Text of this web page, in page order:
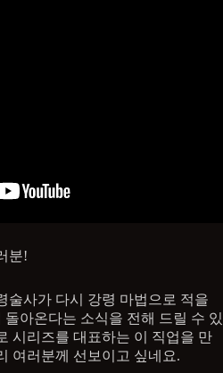
분!
술사가 다시 강령 마법으로 적을
아온다는 소식을 전해 드릴 수 있
시리즈를 대표하는 이 직업을 만
여러분께 선보이고 싶네요.